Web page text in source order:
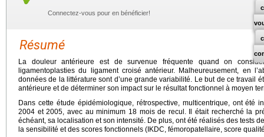
Connectez-vous pour en bénéficier!
Résumé
La douleur antérieure est de survenue fréquente quand on
ligamentoplasties du ligament croisé antérieur. Malheureusement, en
données de la littérature sont d’une grande variabilité. Le but de ce travail
antérieure et de déterminer son impact sur le résultat fonctionnel à moyen
Dans cette étude épidémiologique, rétrospective, multicentrique, ont été
2004 et 2005, avec au minimum 18 mois de recul. Il était recherché la
échéant, sa localisation et son intensité. De plus, ont été réalisés des tests
la sensibilité et des scores fonctionnels (IKDC, fémoropatellaire, score